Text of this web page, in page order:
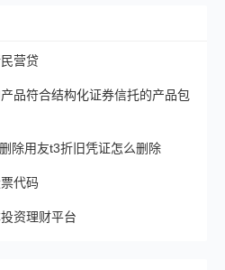
营贷
品符合结构化证券信托的产品包
除用友t3折旧凭证怎么删除
代码
资理财平台